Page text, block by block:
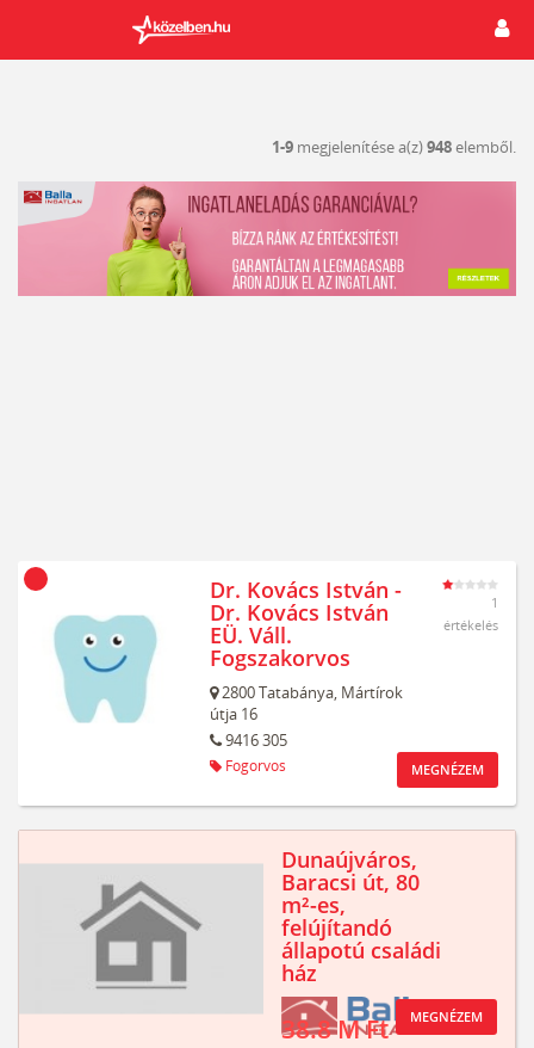
1-9 megjelenítése a(z)948elemből.
Dr. Kovács István -
Dr. Kovács István
EÜ. Váll.
Fogszakorvos
2800Tatabánya, Mártírok
útja 16
9416 305
Fogorvos
1
értékelés
MEGNÉZEM
Dunaújváros,
Baracsi út, 80
m²-es,
felújítandó
állapotú családi
ház
38.8 M Ft MEGNÉZEM